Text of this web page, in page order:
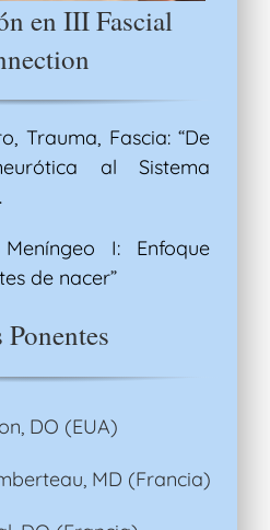
en III Fascial
Trauma, Fascia: “De
al Sistema
I: Enfoque
de nacer”
DO (EUA)
MD (Francia)